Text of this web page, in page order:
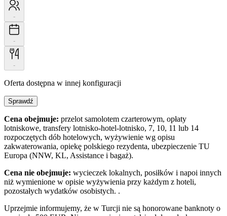
-
-
-
Oferta dostępna w innej konfiguracji
Sprawdź
Cena obejmuje: przelot samolotem czarterowym, opłaty
lotniskowe, transfery lotnisko-hotel-lotnisko, 7, 10, 11 lub 14
rozpoczętych dób hotelowych, wyżywienie wg opisu
zakwaterowania, opiekę polskiego rezydenta, ubezpieczenie TU
Europa (NNW, KL, Assistance i bagaż).
Cena nie obejmuje: wycieczek lokalnych, posiłków i napoi innych
niż wymienione w opisie wyżywienia przy każdym z hoteli,
pozostałych wydatków osobistych. .
Uprzejmie informujemy, że w Turcji nie są honorowane banknoty o